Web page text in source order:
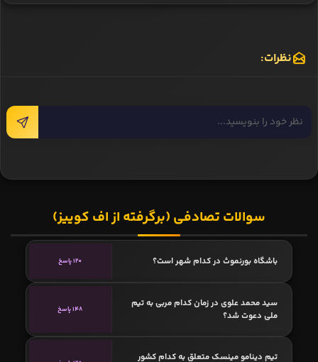
نظرات:
سوالات تصادفی (برگرفته از اف کوییز)
باشگاه بورنموث در کدام شهر است؟ 120 پاسخ
سید محمد علوی در زمان کدام مربی به تیم
ملی دعوت شد؟
148 پاسخ
تیم دینامو مینسک متعلق به کدام کشور